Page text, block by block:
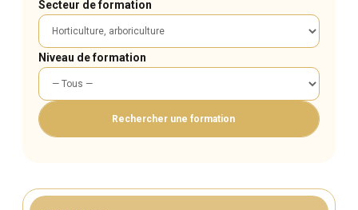
Secteur de formation
Niveau de formation
Rechercher une formation